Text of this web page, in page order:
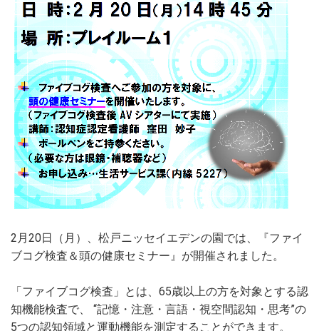
2月20日（月）、松戸ニッセイエデンの園では、『ファイ
ブコグ検査＆頭の健康セミナー』が開催されました。
「ファイブコグ検査」とは、65歳以上の方を対象とする認
知機能検査で、 “記憶・注意・言語・視空間認知・思考”の
5つの認知領域と運動機能を測定することができます。